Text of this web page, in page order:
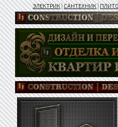
ЭЛЕКТРИК|САНТЕХНИК|